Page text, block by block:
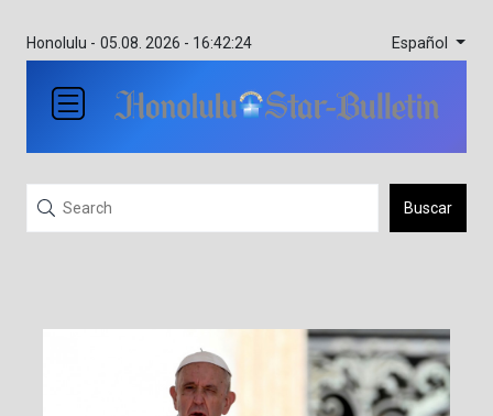
Honolulu - 05.08. 2026 - 16:42:24 Español
Buscar